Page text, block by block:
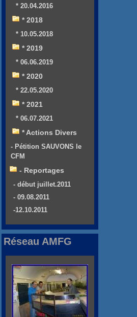
* 20.04.2016
* 2018
* 10.05.2018
* 2019
* 06.06.2019
* 2020
* 22.05.2020
* 2021
* 06.07.2021
* Actions Divers
- Pétition SAUVONS le
CFM
- Reportages
- début juillet.2011
- 09.08.2011
-12.10.2011
Réseau AMFG